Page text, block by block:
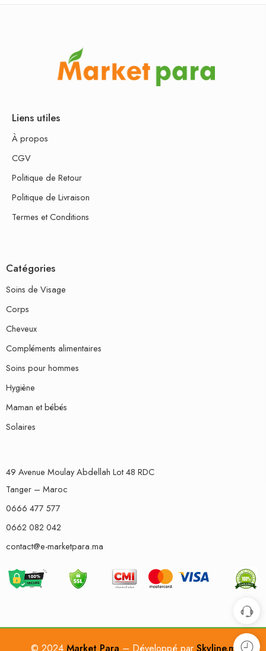
Liens utiles
À propos
CGV
Politique de Retour
Politique de Livraison
Termes et Conditions
Catégories
Soins de Visage
Corps
Cheveux
Compléments alimentaires
Soins pour hommes
Hygiène
Maman et bébés
Solaires
49 Avenue Moulay Abdellah Lot 48 RDC
Tanger – Maroc
0666 477 577
0662 082 042
contact@e-marketpara.ma